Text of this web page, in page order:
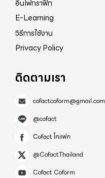
อินโฟกราฟิก
E-Learning
วิธีการใช้งาน
Privacy Policy
ติดตามเรา
cofactcoform@gmail.com
@cofact
Cofact โคแฟค
@CofactThailand
Cofact Coform